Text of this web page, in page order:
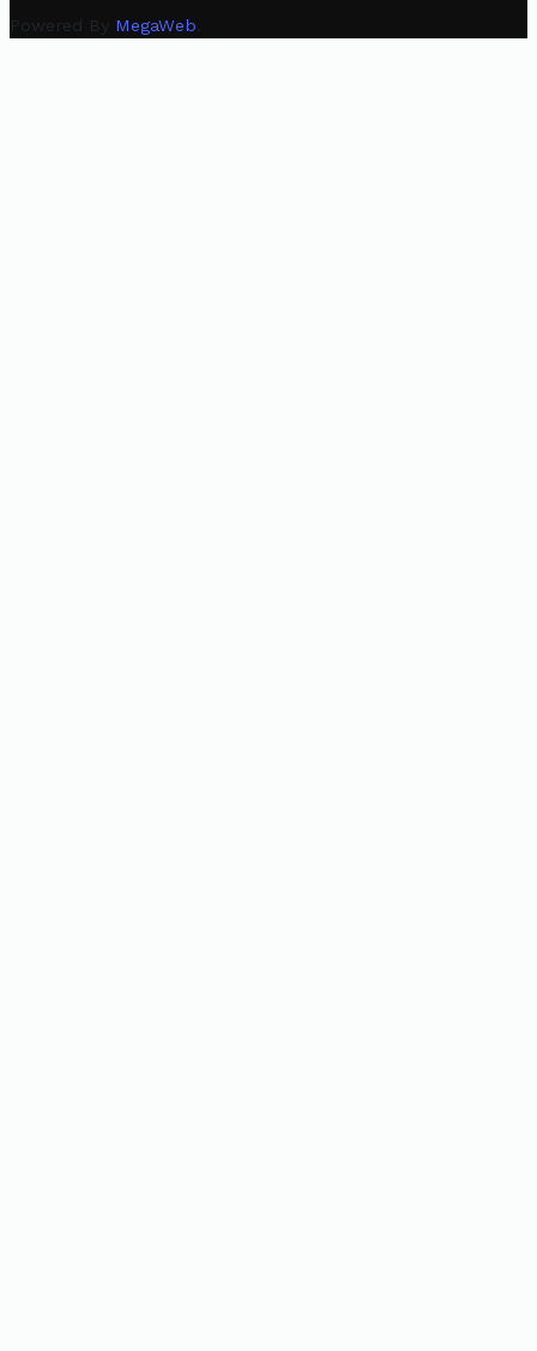
Powered By MegaWeb